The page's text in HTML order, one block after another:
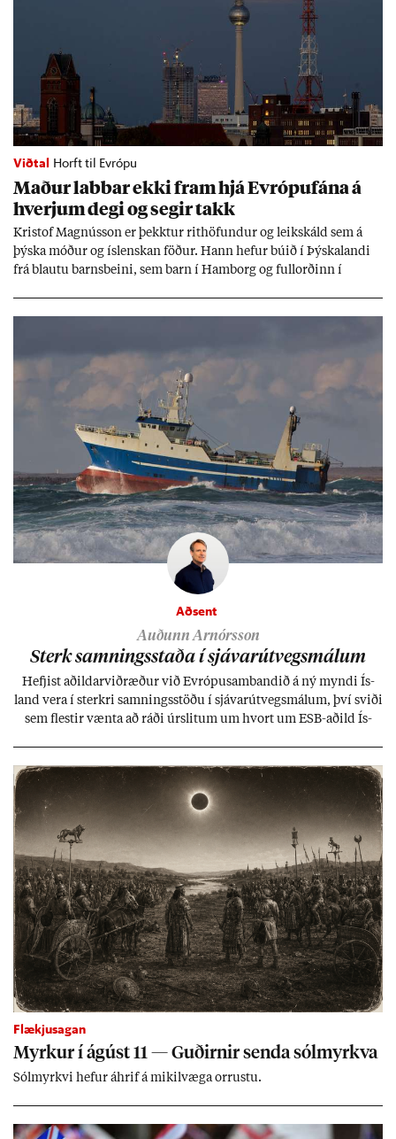
Viðtal Horft til Evrópu
Mað­ur labb­ar ekki fram hjá Evr­ópuf­ána á
hverj­um degi og seg­ir takk
Kri­stof Magnús­son er þekkt­ur rit­höf­und­ur og leik­skáld sem á
þýska móð­ur og ís­lensk­an föð­ur. Hann hef­ur bú­ið í Þýskalandi
frá blautu barns­beini, sem barn í Ham­borg og full­orð­inn í
Aðsent
Auðunn Arnórsson
Sterk samn­ings­staða í sjáv­ar­út­vegs­mál­um
Hefj­ist að­ild­ar­við­ræð­ur við Evr­ópu­sam­band­ið á ný myndi Ís­
land vera í sterkri samn­ings­stöðu í sjáv­ar­út­vegs­mál­um, því sviði
sem flest­ir vænta að ráði úr­slit­um um hvort um ESB-að­ild Ís­
kerfi, en sveigj­an­leiki til lausna er um­tals­verð­ur.
Flækjusagan
Myrk­ur í ág­úst 11 — Guð­irn­ir senda sól­myrkva
Sól­myrkvi hef­ur áhrif á mik­il­væga orr­ustu.